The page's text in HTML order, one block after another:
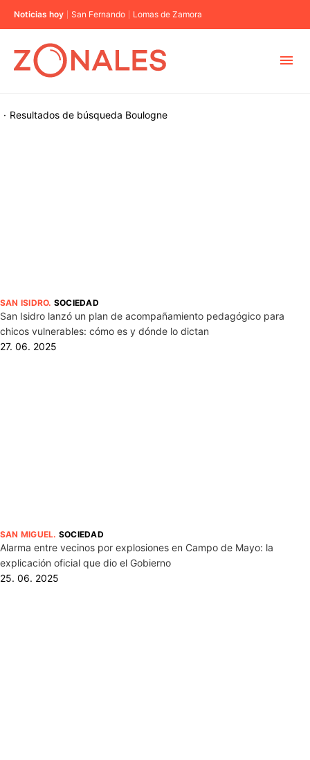
Noticias hoy San Fernando Lomas de Zamora
Resultados de búsqueda
· Boulogne
SAN ISIDRO. SOCIEDAD
San Isidro lanzó un plan de acompañamiento pedagógico para
chicos vulnerables: cómo es y dónde lo dictan
27. 06. 2025
SAN MIGUEL. SOCIEDAD
Alarma entre vecinos por explosiones en Campo de Mayo: la
explicación oficial que dio el Gobierno
25. 06. 2025